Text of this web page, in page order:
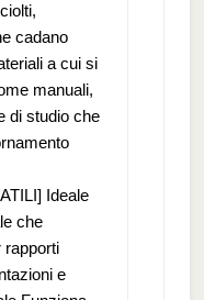
cadano
a cui si
manuali,
di studio che
Ideale
che
rapporti
e